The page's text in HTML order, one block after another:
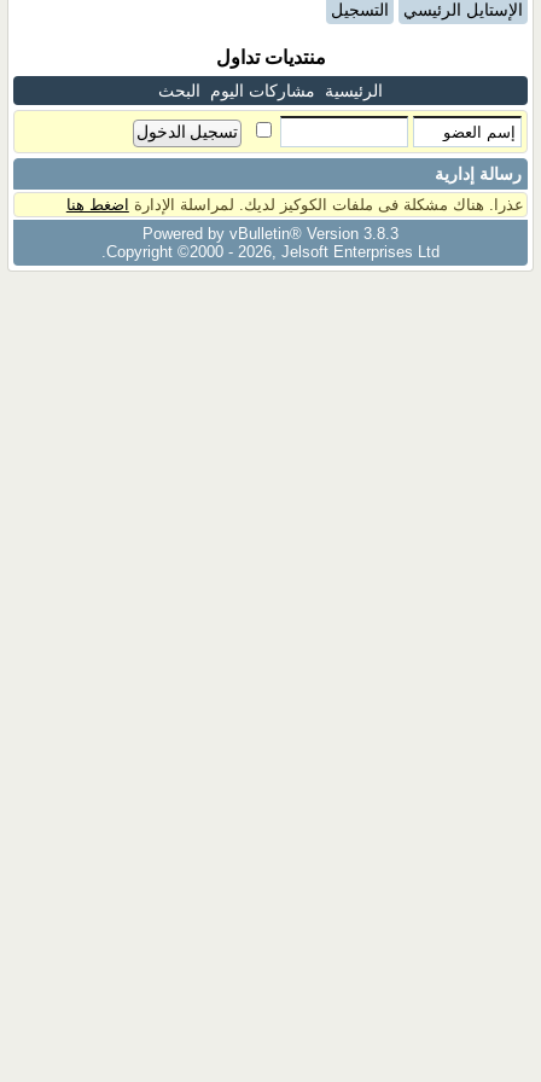
الإستايل الرئيسي التسجيل
منتديات تداول
الرئيسية مشاركات اليوم البحث
رسالة إدارية
عذرا. هناك مشكلة فى ملفات الكوكيز لديك. لمراسلة الإدارة اضغط هنا
Powered by vBulletin® Version 3.8.3
Copyright ©2000 - 2026, Jelsoft Enterprises Ltd.